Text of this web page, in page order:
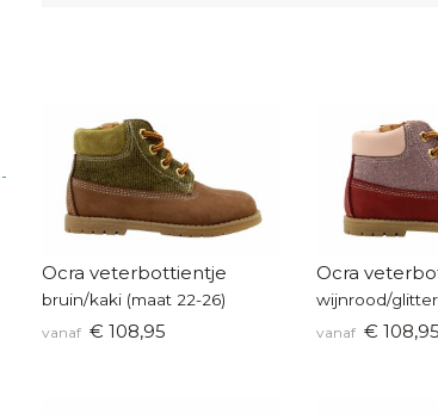
Ocra veterbottientje
bruin/kaki (maat 22-26)
vanaf € 108,95
Ocra
wijnrood/glitter
vanaf € 108,95